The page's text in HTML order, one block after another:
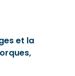
et la